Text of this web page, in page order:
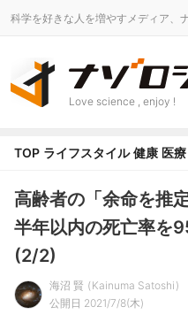
科学を好きな人を増やすメディア、
Love science , enjoy !
TOP ライフスタイル 健康 医療
高齢者の「余命を推
半年以内の死亡率を
(2/2)
海沼 賢
Kainuma Satoshi
公開日 2021/7/8(木)